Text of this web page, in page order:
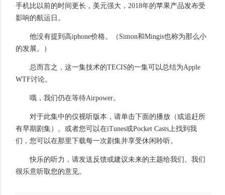
手机比以前的时间更长，美元强大，2018年的苹果产品发布受
影响的航运日。
他没有提到高iphone价格。（Simon和Mingis也称为那么小
的发展。）
总而言之，这一集技术的TECIS的一集可以总结为Apple
WTF讨论。
哦，我们仍在等待Airpower。
对于此集中的仅视听版本，请单击下面的播放（或追赶所
有早期剧集）。或者您可以在iTunes或Pocket Casts上找到我
们，您可以在那里下载每一次剧集并享受休闲聆听。
快乐的听力，请发送反馈或建议未来的主题给我们。我们
很乐意听取您的意见。